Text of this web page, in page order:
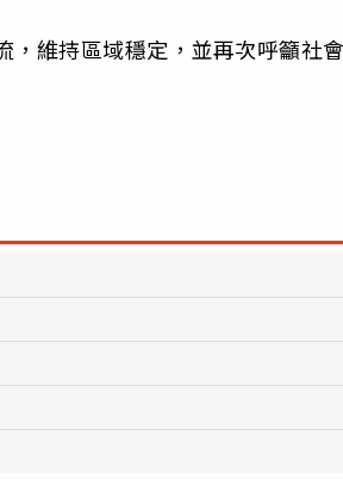
，維持區域穩定，並再次呼籲社